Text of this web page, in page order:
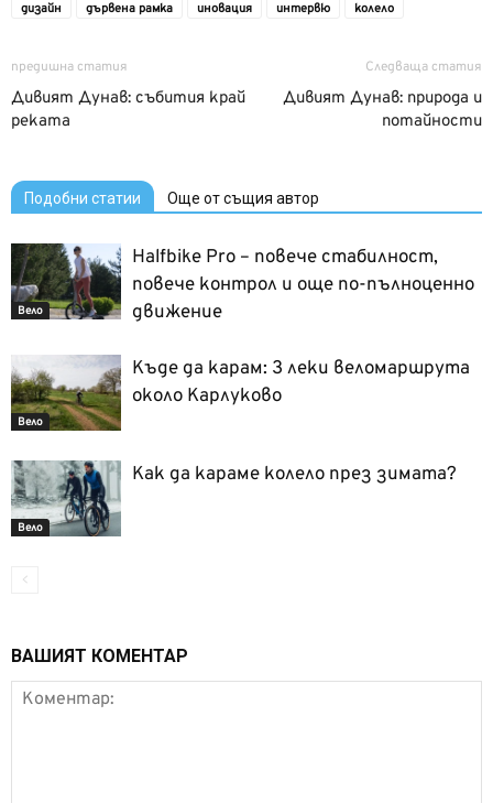
дизайн
дървена рамка иновация интервю колело
предишна статия
Дивият Дунав: събития край
реката
Следваща статия
Дивият Дунав: природа и
потайности
Подобни статии Още от същия автор
Вело
Halfbike Pro – повече стабилност,
повече контрол и още по-пълноценно
движение
Вело
Къде да карам: 3 леки веломаршрута
около Карлуково
Вело
Как да караме колело през зимата?
ВАШИЯТ КОМЕНТАР